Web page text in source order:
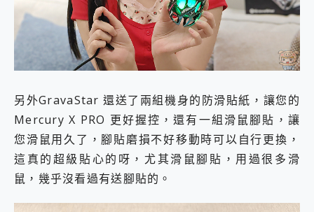
另外GravaStar 還送了兩組機身的防滑貼紙，讓您的
Mercury X PRO 更好握控，還有一組滑鼠腳貼，讓
您滑鼠用久了，腳貼磨損不好移動時可以自行更換，
這真的超級貼心的呀，尤其滑鼠腳貼，用過很多滑
鼠，幾乎沒看過有送腳貼的。